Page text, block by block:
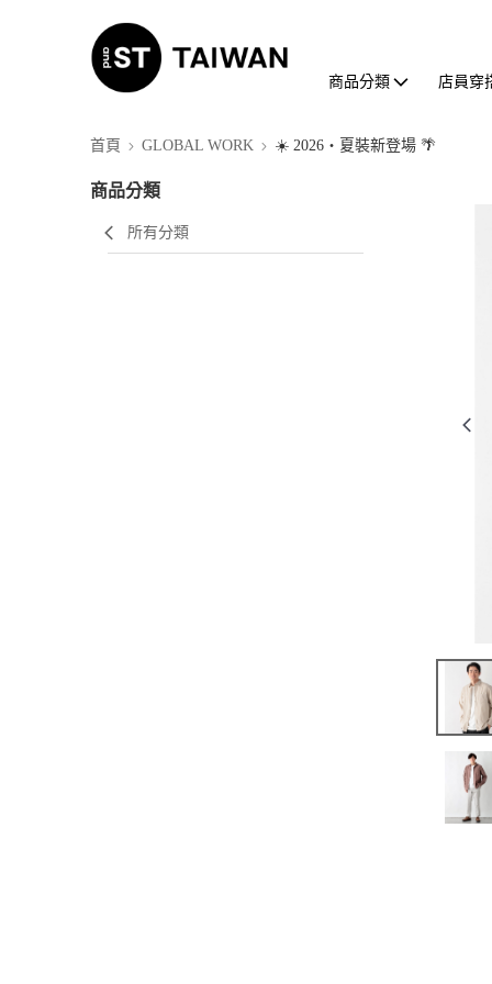
商品分類 店員穿
首頁 GLOBAL WORK ☀️ 2026・夏裝新登場 🌴
商品分類
所有分類